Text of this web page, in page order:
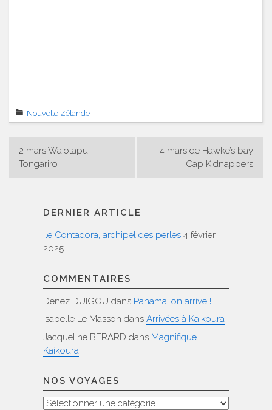
Nouvelle Zélande
Navigation
de
2 mars Waiotapu -
Tongariro
4 mars de Hawke’s bay
Cap Kidnappers
DERNIER ARTICLE
Ile Contadora, archipel des perles 4 février
2025
COMMENTAIRES
Denez DUIGOU dans Panama, on arrive !
Isabelle Le Masson dans Arrivées à Kaikoura
Jacqueline BERARD dans Magnifique
Kaikoura
NOS VOYAGES
Nos